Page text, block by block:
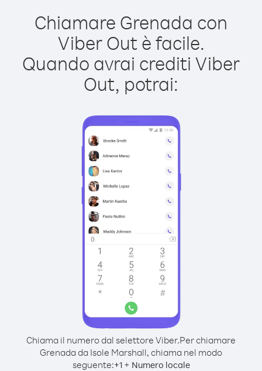
Chiamare Grenada con
Viber Out è facile.
Quando avrai crediti Viber
Out, potrai:
Chiama il numero dal selettore Viber.Per chiamare
Grenada da Isole Marshall, chiama nel modo
seguente:+1+ Numero locale